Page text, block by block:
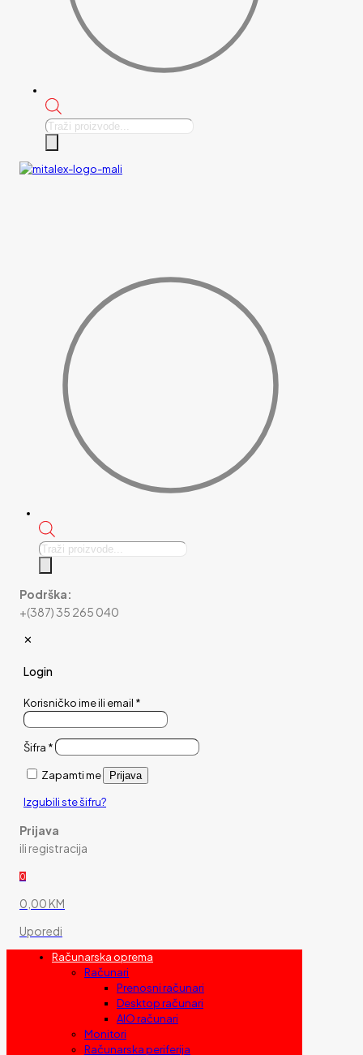
Products
Products
Podrška:
+(387) 35 265 040
✕
Login
Korisničko ime ili email *
Šifra *
Zapamti me Prijava
Izgubili ste šifru?
Prijava
ili registracija
0
0,00 KM
Uporedi
Računarska oprema
Računari
Prenosni računari
Desktop računari
AIO računari
Monitori
Računarska periferija